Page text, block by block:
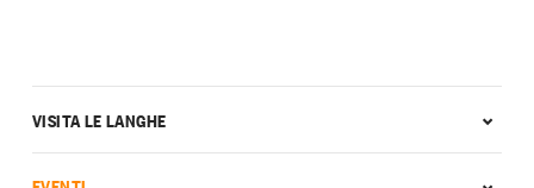
VISITA LE LANGHE